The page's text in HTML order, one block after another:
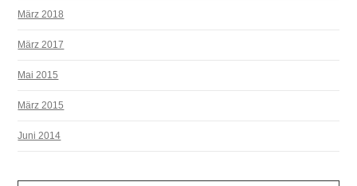
März 2018
März 2017
Mai 2015
März 2015
Juni 2014